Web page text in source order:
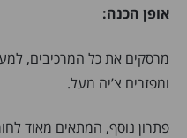
אופן הכנה:
מרסקים את כל המרכיבים,
ומפזרים צ’יה מעל.
פתרון נוסף, המתאים מאוד